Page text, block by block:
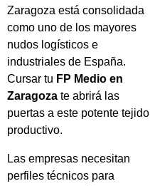
Zaragoza está consolidada
como uno de los mayores
nudos logísticos e
industriales de España.
Cursar tu FP Medio en
Zaragoza te abrirá las
puertas a este potente tejido
productivo.
Las empresas necesitan
perfiles técnicos para